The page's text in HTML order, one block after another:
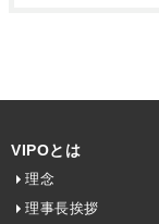
VIPOとは
理念
理事長挨拶